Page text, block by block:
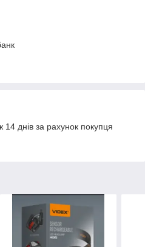
днів за рахунок покупця